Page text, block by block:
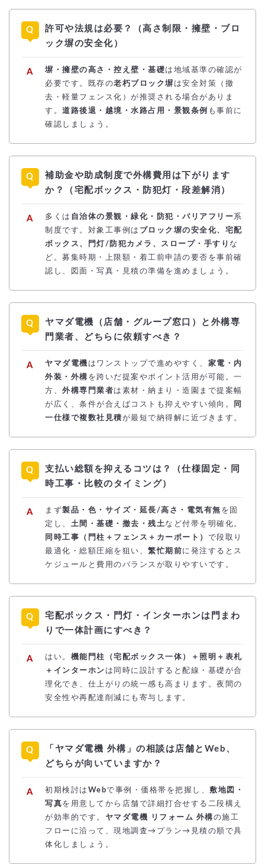
許可や法規は必要？（高さ制限・擁壁・ブロ
ック塀の安全化）
塀・擁壁の高さ・控え壁・基礎は地域基準の確認が
必要です。既存の老朽ブロック塀 は安全対策（撤
去・軽量フェンス化）が推奨される場合がありま
す。 道路後退・越境・水路占用・景観条例 も事前に
確認しましょう。
補助金や助成制度で外構費用は下がります
か？（宅配ボックス・防犯灯・段差解消）
多くは 自治体の景観・緑化・防犯・バリアフリー系
制度です。対象工事例は ブロック塀の安全化、宅配
ボックス、門灯/防犯カメラ、スロープ・手すり な
ど。募集時期・上限額・着工前申請の要否を事前確
認し、図面・写真・見積の準備を進めましょう。
ヤマダ電機（店舗・グループ窓口）と外構専
門業者、どちらに依頼すべき？
ヤマダ電機 はワンストップで進めやすく、 家電・内
外装・外構 を跨いだ提案やポイント活用が可能。一
方、 外構専門業者は素材・納まり・造園まで提案幅
が広く、条件が合えばコストも抑えやすい傾向。
同
一仕様で複数社見積が最短で納得解に近づきます。
支払い総額を抑えるコツは？（仕様固定・同
時工事・比較のタイミング）
まず製品・色・サイズ・延長/高さ・電気有無 を固
定し、 土間・基礎・撤去・残土など付帯を明確化。
同時工事（門柱＋フェンス＋カーポート） で段取り
最適化・総額圧縮を狙い、 繁忙期前に発注するとス
ケジュールと費用のバランスが取りやすいです。
宅配ボックス・門灯・インターホンは門まわ
りで一体計画にすべき？
はい。 機能門柱（宅配ボックス一体）＋照明＋表札
＋インターホン は同時に設計すると配線・基礎が合
理化でき、仕上がりの統一感も高まります。夜間の
安全性や再配達削減にも寄与します。
「ヤマダ電機 外構」の相談は店舗とWeb、
どちらが向いていますか？
初期検討は Webで事例・価格帯を把握し、 敷地図・
写真を用意してから店舗で詳細打合せする二段構え
が効率的です。
ヤマダ電機 リフォーム 外構の施工
フローに沿って、現地調査→プラン→見積の順で具
体化しましょう。